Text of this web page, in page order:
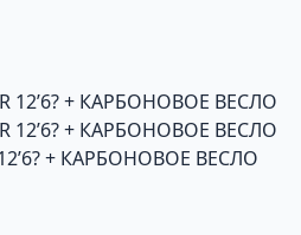
12’6? + КАРБОНОВОЕ ВЕСЛО